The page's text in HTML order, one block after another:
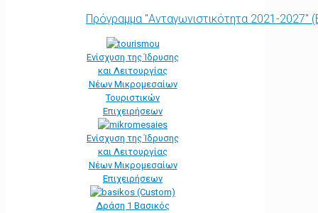
Πρόγραμμα "Ανταγωνιστικότητα 2021-
Ενίσχυση της Ίδρυσης
και Λειτουργίας
Νέων Μικρομεσαίων
Τουριστικών
Επιχειρήσεων
Ενίσχυση της Ίδρυσης
και Λειτουργίας
Νέων Μικρομεσαίων
Επιχειρήσεων
Δράση 1 Βασικός